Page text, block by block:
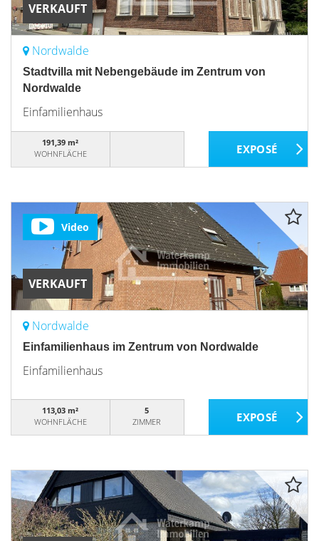
VERKAUFT
Nordwalde
Stadtvilla mit Nebengebäude im Zentrum von
Nordwalde
Einfamilienhaus
191,39 m²
WOHNFLÄCHE
VERKAUFT
Video
Nordwalde
Einfamilienhaus im Zentrum von Nordwalde
Einfamilienhaus
113,03 m²
WOHNFLÄCHE
5
ZIMMER